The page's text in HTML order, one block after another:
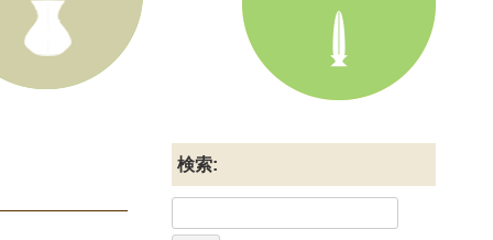
検索: